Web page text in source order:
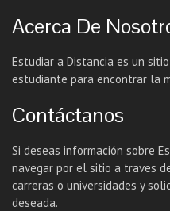
Acerca De
Estudiar a Distancia es un
estudiante para encontrar la
Contáctanos
Si deseas información sobre
navegar por el sitio a traves
carreras o universidades y
deseada.